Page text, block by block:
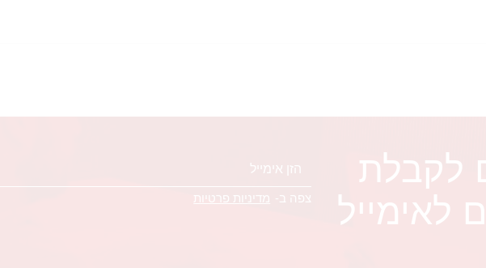
לקבלת
לאימייל
צפה ב- מדיניות פרטיות